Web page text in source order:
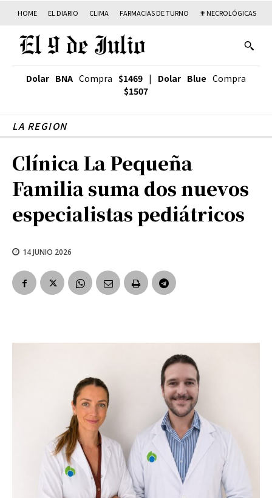
HOME EL DIARIO CLIMA FARMACIAS DE TURNO ✟ NECROLÓGICAS
Dolar BNA Compra $1469 | Dolar Blue Compra
$1507
LA REGION
Clínica La Pequeña
Familia suma dos nuevos
especialistas pediátricos
14 JUNIO 2026